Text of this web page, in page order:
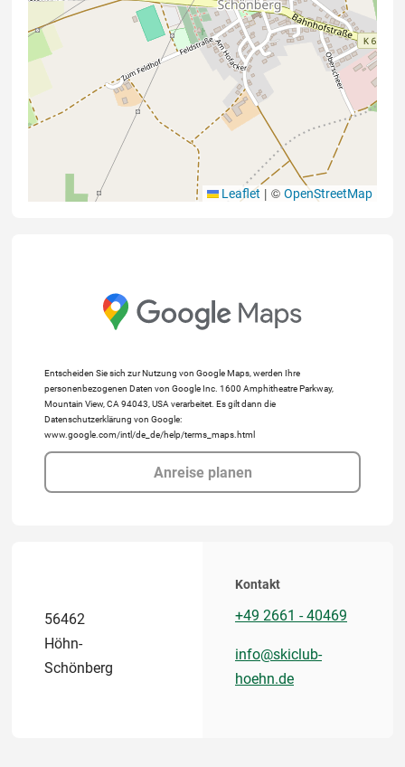
Leaflet | © OpenStreetMap
Entscheiden Sie sich zur Nutzung von Google Maps, werden Ihre
personenbezogenen Daten von Google Inc. 1600 Amphitheatre Parkway,
Mountain View, CA 94043, USA verarbeitet. Es gilt dann die
Datenschutzerklärung von Google:
www.google.com/intl/de_de/help/terms_maps.html
Anreise planen
56462
Höhn-
Schönberg
Kontakt
+49 2661 - 40469
info@skiclub-
hoehn.de